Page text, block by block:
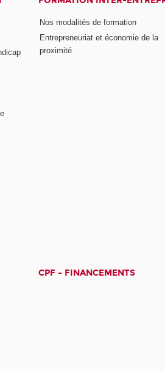
Nos modalités de formation
Entrepreneuriat et économie de la
proximité
CPF - FINANCEMENTS